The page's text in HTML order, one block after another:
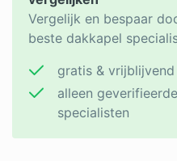
Vergelijk en bespaar
beste dakkapel
gratis & vrijblijvend
alleen geverifieerde
specialisten